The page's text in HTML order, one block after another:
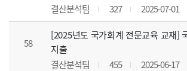
결산분석팀
327 2025-07-01
58
[2025년도 국가회계 전문교육 교재]
지출
결산분석팀
455 2025-06-17